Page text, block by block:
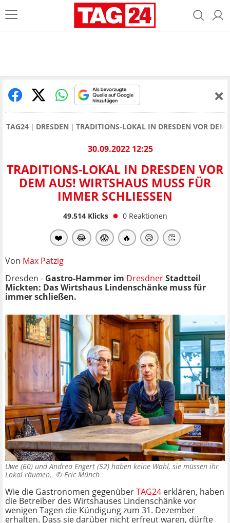
TAG24 DRESDEN TRADITIONS-LOKAL IN DRESDEN VOR
30.09.2022 12:25
TRADITIONS-LOKAL IN DRESDEN VOR
DEM AUS! WIRTSHAUS MUSS FÜR
IMMER SCHLIESSEN
49.514Klicks 0 Reaktionen
❤️ 😂 😱 🔥 😥 👏
Von Max Patzig
Dresden - Gastro-Hammer im DresdnerStadtteil
Mickten: Das Wirtshaus Lindenschänke muss für
immer schließen.
Uwe (60) und Andrea Engert (52) haben keine Wahl, sie müssen ihr
Lokal räumen. © Eric Münch
Wie die Gastronomen gegenüberTAG24 erklären, haben
die Betreiber des Wirtshauses Lindenschänke vor
wenigen Tagen die Kündigung zum 31. Dezember
erhalten. Dass sie darüber nicht erfreut waren, dürfte